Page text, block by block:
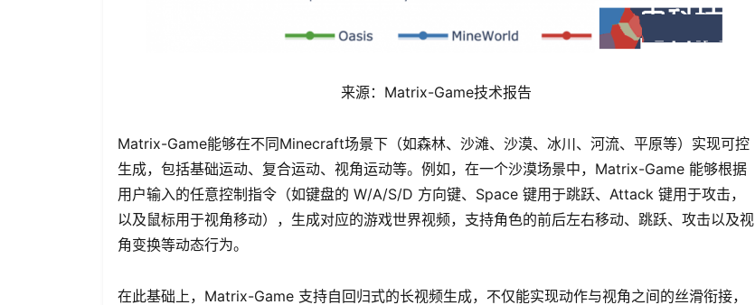
来源：Matrix-Game技术报告
Matrix-Game能够在不同Minecraft场景下（如森林、沙滩、沙漠、冰川、河流、平原等）实现可控
生成，包括基础运动、复合运动、视角运动等。例如，在一个沙漠场景中，Matrix-Game 能够根据
用户输入的任意控制指令（如键盘的 W/A/S/D 方向键、Space 键用于跳跃、Attack 键用于攻击，
以及鼠标用于视角移动），生成对应的游戏世界视频，支持角色的前后左右移动、跳跃、攻击以及视
角变换等动态行为。
在此基础上，Matrix-Game 支持自回归式的长视频生成，不仅能实现动作与视角之间的丝滑衔接，